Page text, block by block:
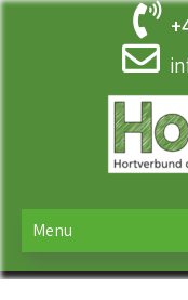
Skip
HOMM
Menu